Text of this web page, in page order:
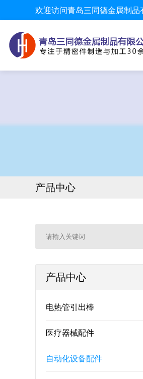
欢迎访问青岛三同德金属制品
产品中心
产品中心
电热管引出棒
医疗器械配件
自动化设备配件